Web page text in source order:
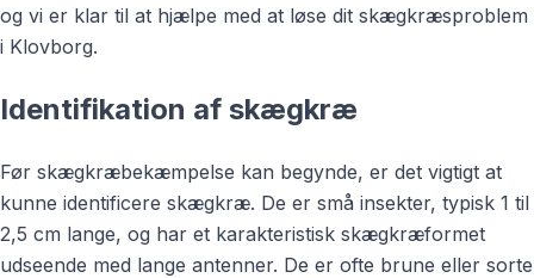
og vi er klar til at hjælpe med at løse dit skægkræsproblem
i Klovborg.
Identifikation af skægkræ
Før skægkræbekæmpelse kan begynde, er det vigtigt at
kunne identificere skægkræ. De er små insekter, typisk 1 til
2,5 cm lange, og har et karakteristisk skægkræformet
udseende med lange antenner. De er ofte brune eller sorte